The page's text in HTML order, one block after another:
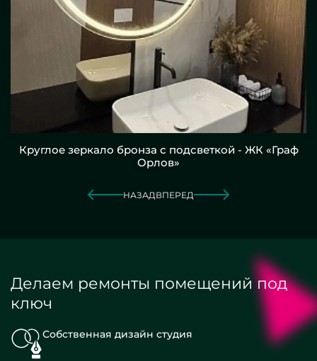
Круглое зеркало бронза с подсветкой - ЖК «Граф
Орлов»
НАЗАД ВПЕРЕД
Делаем ремонты помещений под
ключ
Собственная дизайн студия